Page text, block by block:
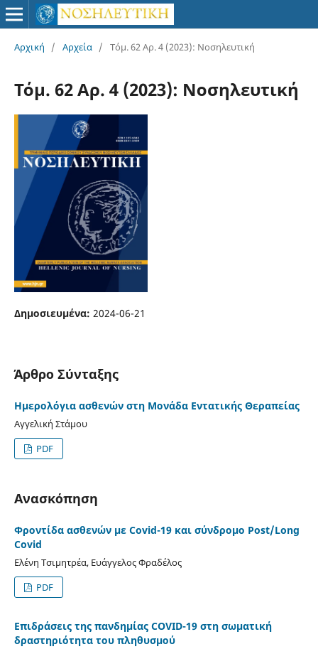
Αρχική / Αρχεία / Τόμ. 62 Αρ. 4 (2023): Νοσηλευτική
Τόμ. 62 Αρ. 4 (2023): Νοσηλευτική
Δημοσιευμένα: 2024-06-21
Άρθρο Σύνταξης
Ημερολόγια ασθενών στη Μονάδα Εντατικής Θεραπείας
Αγγελική Στάμου
PDF
Ανασκόπηση
Φροντίδα ασθενών με Covid-19 και σύνδρομο Post/Long
Covid
Ελένη Τσιμητρέα, Ευάγγελος Φραδέλος
PDF
Επιδράσεις της πανδημίας COVID-19 στη σωματική
δραστηριότητα του πληθυσμού